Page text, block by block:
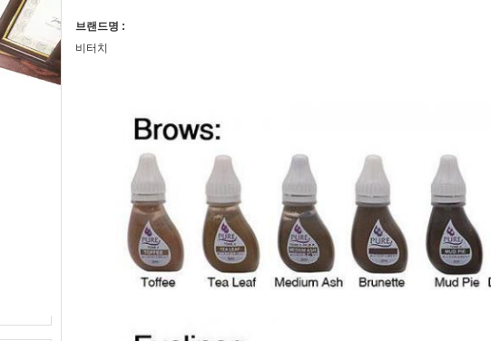
브랜드명 :
비터치